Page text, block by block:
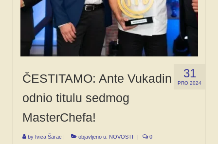
31
PRO 2024
ČESTITAMO: Ante Vukadin
odnio titulu sedmog
MasterChefa!
by Ivica Šarac objavljeno u: NOVOSTI 0